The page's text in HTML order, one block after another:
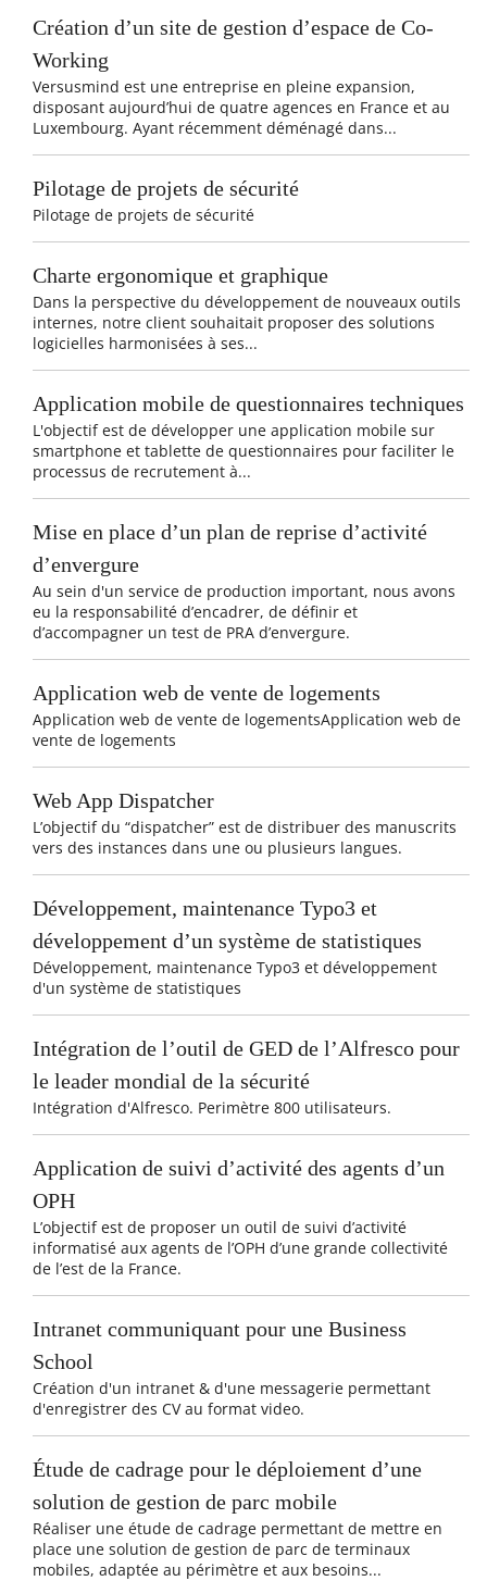
Création d’un site de gestion d’espace de Co-
Working
Versusmind est une entreprise en pleine expansion,
disposant aujourd’hui de quatre agences en France et au
Luxembourg. Ayant récemment déménagé dans...
Pilotage de projets de sécurité
Pilotage de projets de sécurité
Charte ergonomique et graphique
Dans la perspective du développement de nouveaux outils
internes, notre client souhaitait proposer des solutions
logicielles harmonisées à ses...
Application mobile de questionnaires techniques
L'objectif est de développer une application mobile sur
smartphone et tablette de questionnaires pour faciliter le
processus de recrutement à...
Mise en place d’un plan de reprise d’activité
d’envergure
Au sein d'un service de production important, nous avons
eu la responsabilité d’encadrer, de définir et
d’accompagner un test de PRA d’envergure.
Application web de vente de logements
Application web de vente de logementsApplication web de
vente de logements
Web App Dispatcher
L’objectif du “dispatcher” est de distribuer des manuscrits
vers des instances dans une ou plusieurs langues.
Développement, maintenance Typo3 et
développement d’un système de statistiques
Développement, maintenance Typo3 et développement
d'un système de statistiques
Intégration de l’outil de GED de l’Alfresco pour
le leader mondial de la sécurité
Intégration d'Alfresco. Perimètre 800 utilisateurs.
Application de suivi d’activité des agents d’un
OPH
L’objectif est de proposer un outil de suivi d’activité
informatisé aux agents de l’OPH d’une grande collectivité
de l’est de la France.
Intranet communiquant pour une Business
School
Création d'un intranet & d'une messagerie permettant
d'enregistrer des CV au format video.
Étude de cadrage pour le déploiement d’une
solution de gestion de parc mobile
Réaliser une étude de cadrage permettant de mettre en
place une solution de gestion de parc de terminaux
mobiles, adaptée au périmètre et aux besoins...